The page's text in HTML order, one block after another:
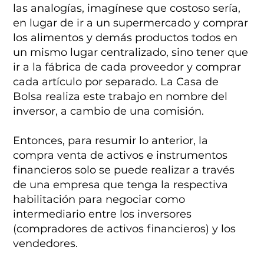
las analogías, imagínese que costoso sería,
en lugar de ir a un supermercado y comprar
los alimentos y demás productos todos en
un mismo lugar centralizado, sino tener que
ir a la fábrica de cada proveedor y comprar
cada artículo por separado. La Casa de
Bolsa realiza este trabajo en nombre del
inversor, a cambio de una comisión.
Entonces, para resumir lo anterior, la
compra venta de activos e instrumentos
financieros solo se puede realizar a través
de una empresa que tenga la respectiva
habilitación para negociar como
intermediario entre los inversores
(compradores de activos financieros) y los
vendedores.